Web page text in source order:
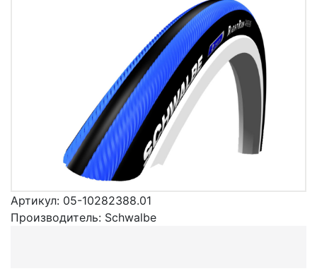
Артикул: 05-10282388.01
Производитель: Schwalbe